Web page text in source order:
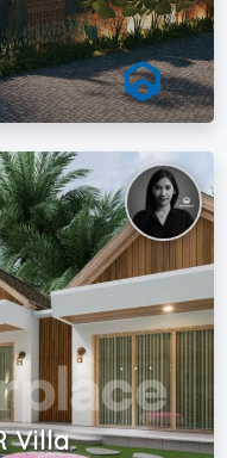
Villa